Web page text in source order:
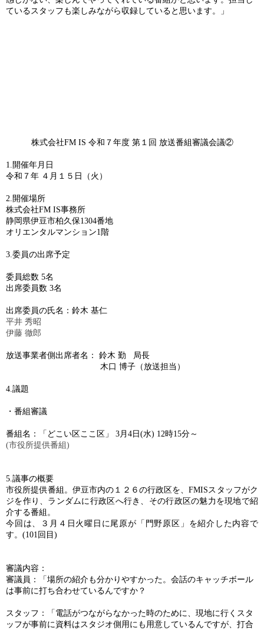
ているスタッフも楽しみながら収録していると思います。」
株式会社FM IS 令和７年度 第１回 放送番組審議会議②
1.開催年月日
令和７年 ４月１５日（火）
2.開催場所
株式会社FM IS事務所
静岡県伊豆市柏久保1304番地
オリエンタルマンション1 階
3.委員の出席予定
委員総数 5名
出席委員数 3名
出席委員の氏名：鈴木 基仁
平井 秀昭
伊藤 徹郎
放送事業者側出席者名： 鈴木 勤
局長
木口 博子（放送担当）
4.議題
・番組審議
番組名：「どこい区ここ区」 3月 4 日 (水) 12時15分～
(市役所提供番組 )
5.議事の概要
市役所提供番組。伊豆市内の１２６の行政区を、FMISスタッフがク
ジを作り、ランダムに行政区へ行き、その行政区の魅力を現地で紹
介する番組。
今回は、３月４日火曜日に尾原が「門野原区」を紹介した内容で
す。 (101 回目 )
審議内容：
審議員：「場所の紹介も分かりやすかった。会話のキャッチボール
は事前に打ち合わせているんですか？
スタッフ：「電話がつながらなかった時のために、現地に行くスタ
ッフが事前に資料はスタジオ側用にも用意しているんですが、打合